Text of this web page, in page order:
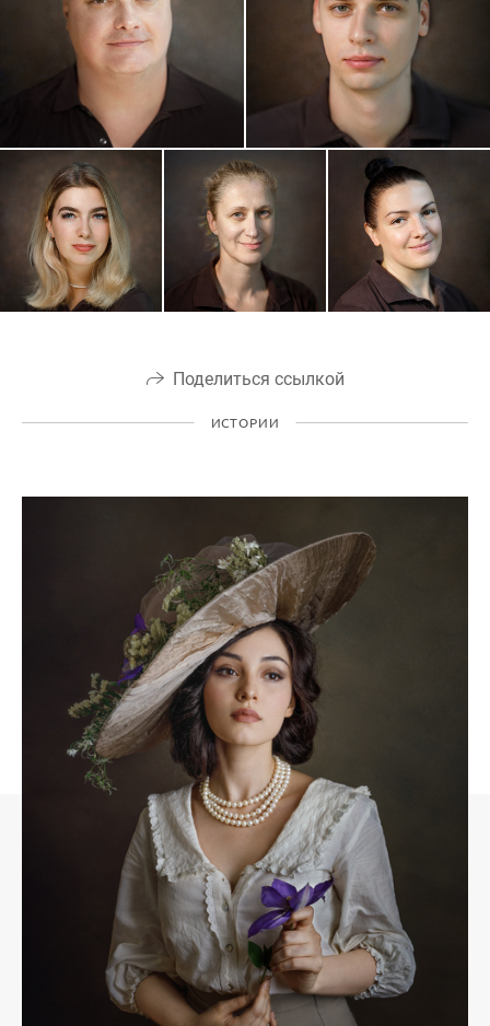
Поделиться ссылкой
ИСТОРИИ